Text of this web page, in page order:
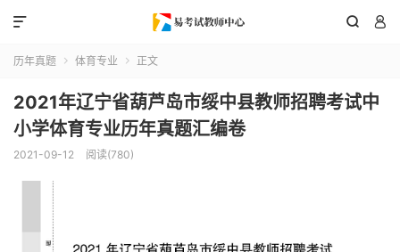
 

历年真题  体育专业  正文
2021年辽宁省葫芦岛市绥中县教师招聘考试中
小学体育专业历年真题汇编卷
2021-09-12 阅读(780)